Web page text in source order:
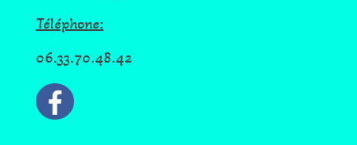
Téléphone:
06.33.70.48.42